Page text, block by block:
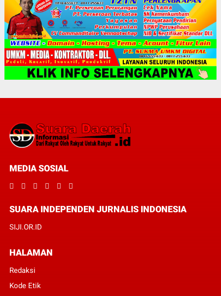
MEDIA SOSIAL
SUARA INDEPENDEN JURNALIS INDONESIA
SIJI.OR.ID
HALAMAN
Redaksi
Kode Etik